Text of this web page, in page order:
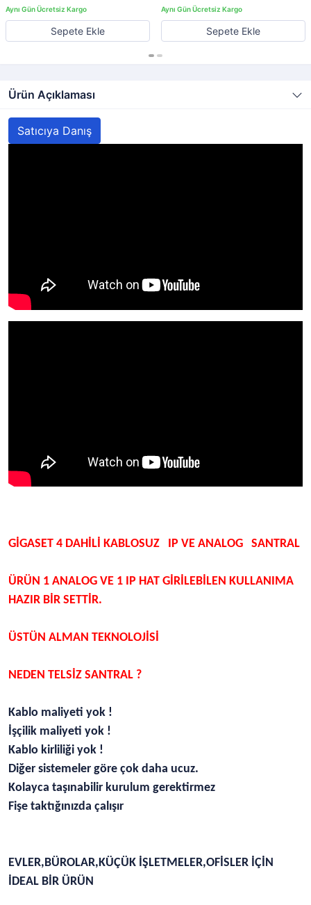
Sepete Ekle Sepete Ekle
Ürün Açıklaması
Satıcıya Danış
GİGASET 4 DAHİLİ KABLOSUZ IP VE ANALOG SANTRAL
ÜRÜN 1 ANALOG VE 1 IP HAT GİRİLEBİLEN KULLANIMA
HAZIR BİR SETTİR.
ÜSTÜN ALMAN TEKNOLOJİSİ
NEDEN TELSİZ SANTRAL ?
Kablo maliyeti yok !
İşçilik maliyeti yok !
Kablo kirliliği yok !
Diğer sistemeler göre çok daha ucuz.
Kolayca taşınabilir kurulum gerektirmez
Fişe taktığınızda çalışır
EVLER,BÜROLAR,KÜÇÜK İŞLETMELER,OFİSLER İÇİN
İDEAL BİR ÜRÜN